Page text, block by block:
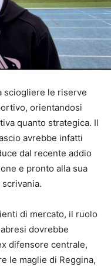
sciogliere le riserve
orientandosi
quanto strategica. Il
avrebbe infatti
dal recente addio
e pronto alla sua
di mercato, il ruolo
dovrebbe
difensore centrale,
le maglie di Reggina,